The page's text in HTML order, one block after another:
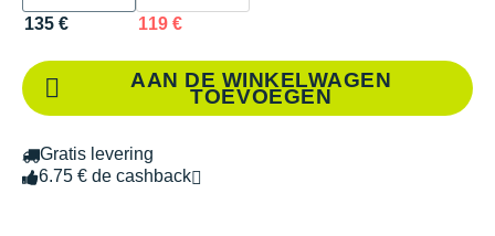
135 € 119 €
AAN DE WINKELWAGEN
TOEVOEGEN
Gratis levering
6.75 € de cashback